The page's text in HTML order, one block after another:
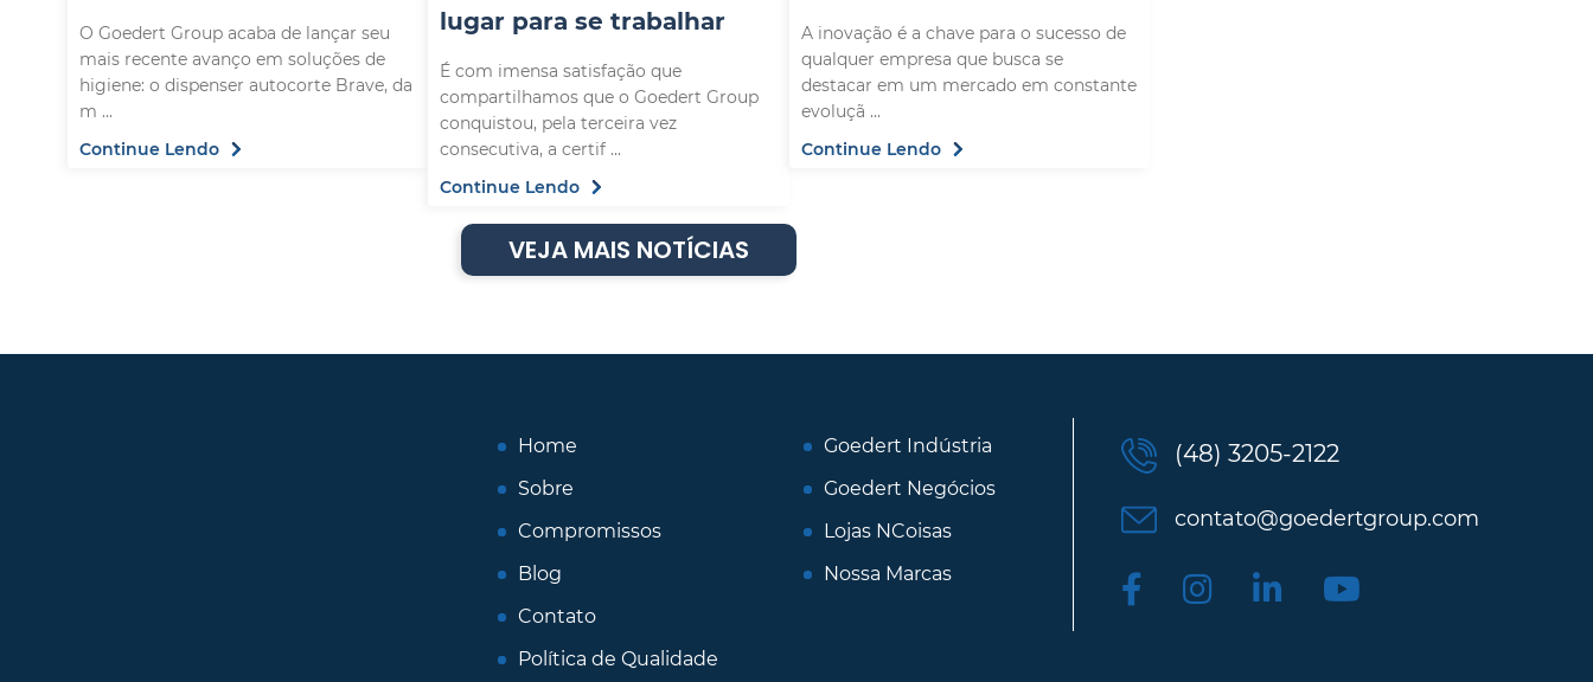
O Goedert Group acaba de lançar seu
mais recente avanço em soluções de
higiene: o dispenser autocorte Brave, da
m ...
Continue Lendo
lugar para se trabalhar
É com imensa satisfação que
compartilhamos que o Goedert Group
conquistou, pela terceira vez
consecutiva, a certif ...
Continue Lendo
A inovação é a chave para o sucesso de
qualquer empresa que busca se
destacar em um mercado em constante
evoluçã ...
Continue Lendo
VEJA MAIS NOTÍCIAS
Home
Sobre
Compromissos
Blog
Contato
Política de Qualidade
Goedert Indústria
Goedert Negócios
Lojas NCoisas
Nossa Marcas
(48) 3205-2122
contato@goedertgroup.com